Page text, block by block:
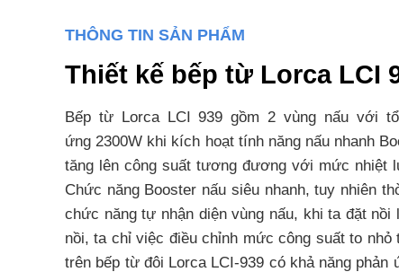
THÔNG TIN SẢN PHẨM
Thiết kế bếp từ Lorca LCI
Bếp từ Lorca LCI 939 gồm 2 vùng nấu với
ứng 2300W khi kích hoạt tính năng nấu nhanh
tăng lên công suất tương đương với mức nhiệt
Chức năng Booster nấu siêu nhanh, tuy nhiên
chức năng tự nhận diện vùng nấu, khi ta đặt
nồi, ta chỉ việc điều chỉnh mức công suất to
trên bếp từ đôi Lorca LCI-939 có khả năng